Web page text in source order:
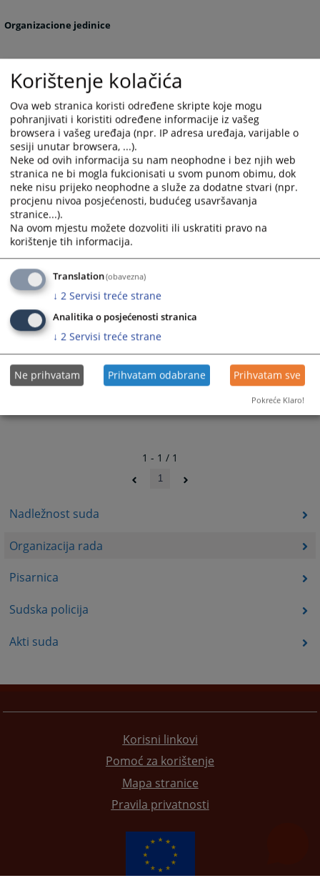
Nadležnost suda
Organizacija rada
Pisarnica
Sudska policija
Akti suda
Organizacione jedinice
Poslove iz djelokruga rada suda vrše sljedeće organizacione jedinice:
1. Krivično-prekršajno odjeljenje,
2. Posebno odjeljenje za suzbijanje korupcije, organizovanog i najtežih
oblika privrednog kriminala,
3. Građansko odjeljenje,
4. Upravno odjeljenje,
5. Organizaciona jedinica sudske uprave koju čine sljedeći odsjeci:
Odsjek za sudsku pisarnicu i druge administrativno-tehničke poslove,
Odsjek za računovodstvo i materijalno-finansijske poslove, Odsjek za
informacionu i komunikacionu tehnologiju, Odsjek za podršku
svjedocima i Odsjek za pomoćno-tehničke poslove.
2888
1 - 1 / 1
1
Korisni linkovi
Pomoć za korištenje
Mapa stranice
Pravila privatnosti
Korištenje kolačića
Ova web stranica koristi određene skripte koje mogu
pohranjivati i koristiti određene informacije iz vašeg
browsera i vašeg uređaja (npr. IP adresa uređaja, varijable o
sesiji unutar browsera, ...).
Neke od ovih informacija su nam neophodne i bez njih web
stranica ne bi mogla fukcionisati u svom punom obimu, dok
neke nisu prijeko neophodne a služe za dodatne stvari (npr.
procjenu nivoa posjećenosti, budućeg usavršavanja
stranice...).
Na ovom mjestu možete dozvoliti ili uskratiti pravo na
korištenje tih informacija.
Translation(obavezna)
↓ 2 Servisi treće strane
Analitika o posjećenosti stranica
↓ 2 Servisi treće strane
Ne prihvatam Prihvatam odabrane Prihvatam sve
Pokreće Klaro!